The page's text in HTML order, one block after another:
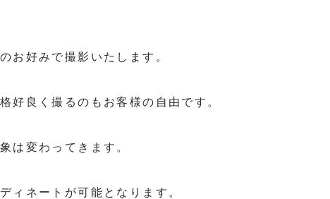
お好みで撮影いたします。
好良く撮るのもお客様の自由です。
は変わってきます。
ィネートが可能となります。